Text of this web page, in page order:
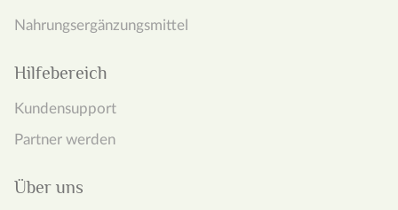
Nahrungs­­ergänzungs­mittel
Hilfebereich
Kundensupport
Partner werden
Über uns